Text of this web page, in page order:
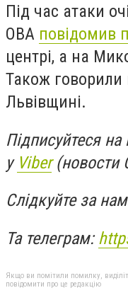
Під час атаки
ОВА повідомив
центрі, а на
Також
Львівщині.
Підписуйтеся
у Viber(новости
Слідкуйте за
Та телеграм:
Якщо ви помітили помилку,
повідомити про це редакцію